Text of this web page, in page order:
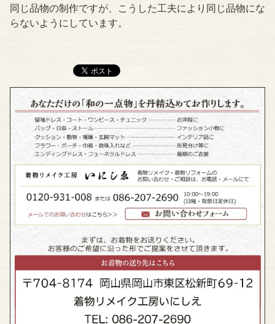
同じ品物の制作ですが、こうした工夫により同じ品物にな
らないようにしています。